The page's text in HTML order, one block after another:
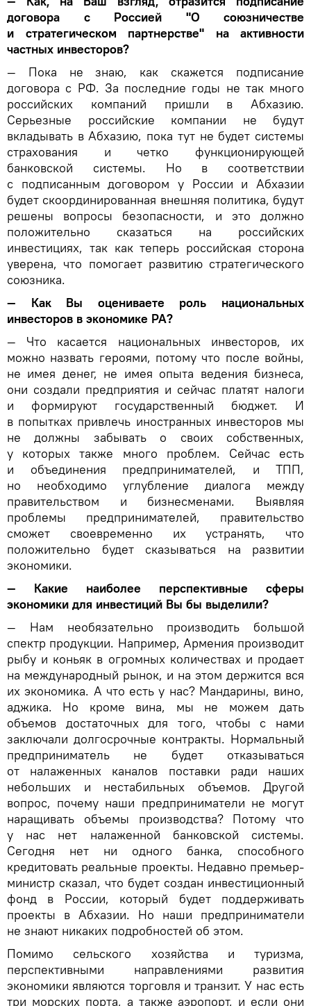
договора с Россией "О союзничестве
и стратегическом партнерстве" на активности
частных инвесторов?
— Пока не знаю, как скажется подписание
договора с РФ. За последние годы не так много
российских компаний пришли в Абхазию.
Серьезные российские компании не будут
вкладывать в Абхазию, пока тут не будет системы
страхования и четко функционирующей
банковской системы. Но в соответствии
с подписанным договором у России и Абхазии
будет скоординированная внешняя политика, будут
решены вопросы безопасности, и это должно
положительно сказаться на российских
инвестициях, так как теперь российская сторона
уверена, что помогает развитию стратегического
союзника.
— Как Вы оцениваете роль национальных
инвесторов в экономике РА?
— Что касается национальных инвесторов, их
можно назвать героями, потому что после войны,
не имея денег, не имея опыта ведения бизнеса,
они создали предприятия и сейчас платят налоги
и формируют государственный бюджет. И
в попытках привлечь иностранных инвесторов мы
не должны забывать о своих собственных,
у которых также много проблем. Сейчас есть
и объединения предпринимателей, и ТПП,
но необходимо углубление диалога между
правительством и бизнесменами. Выявляя
проблемы предпринимателей, правительство
сможет своевременно их устранять, что
положительно будет сказываться на развитии
экономики.
— Какие наиболее перспективные сферы
экономики для инвестиций Вы бы выделили?
— Нам необязательно производить большой
спектр продукции. Например, Армения производит
рыбу и коньяк в огромных количествах и продает
на международный рынок, и на этом держится вся
их экономика. А что есть у нас? Мандарины, вино,
аджика. Но кроме вина, мы не можем дать
объемов достаточных для того, чтобы с нами
заключали долгосрочные контракты. Нормальный
предприниматель не будет отказываться
от налаженных каналов поставки ради наших
небольших и нестабильных объемов. Другой
вопрос, почему наши предприниматели не могут
наращивать объемы производства? Потому что
у нас нет налаженной банковской системы.
Сегодня нет ни одного банка, способного
кредитовать реальные проекты. Недавно премьер-
министр сказал, что будет создан инвестиционный
фонд в России, который будет поддерживать
проекты в Абхазии. Но наши предприниматели
не знают никаких подробностей об этом.
Помимо сельского хозяйства и туризма,
перспективными направлениями развития
экономики являются торговля и транзит. У нас есть
три морских порта, а также аэропорт, и если они